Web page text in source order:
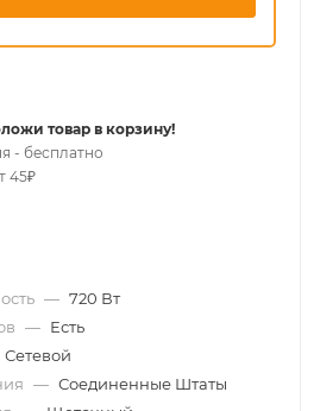
товар в корзину!
- бесплатно
45₽
— 720 Вт
— Есть
Сетевой
— Соединенные Штаты